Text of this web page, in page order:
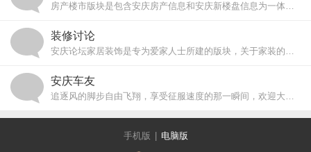
房产楼市版块是包含安庆房产信息和安庆新楼盘信息为一体的安庆买房论坛交流平台！
装修讨论
安庆论坛家居装饰是专为爱家人士所建的版块，关于家装的一切都可在此与大家交流分享
安庆车友
追逐风的脚步自由飞翔，享受征服速度的那一瞬间，欢迎大家加入安庆论坛车友俱乐部
手机版 电脑版